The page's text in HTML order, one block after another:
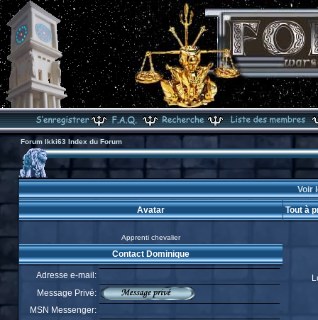
Forum Ikki63 Index du Forum
Voir
Avatar Tout à
Apprenti chevalier
Contact Dominique
Adresse e-mail:
Message Privé:
MSN Messenger: